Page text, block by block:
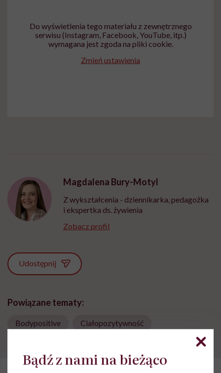
Do wyświetlenia tego materiału z zewnętrznego
serwisu (Instagram, Facebook, YouTube, itp.)
wymagana jest zgoda na pliki cookie.
Zmień ustawienia
Magdalena Bury-Motyl
Z wykształcenia - dziennikarka, pedagożka
i ekspertka ds. żywienia
Zobacz profil
Udostępnij
Powiązane tematy:
Bodypositive Ciałopozytywność
Bądź z nami na bieżąco